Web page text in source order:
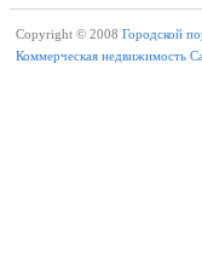
Copyright © 2008 Городской
Коммерческая недвижимость